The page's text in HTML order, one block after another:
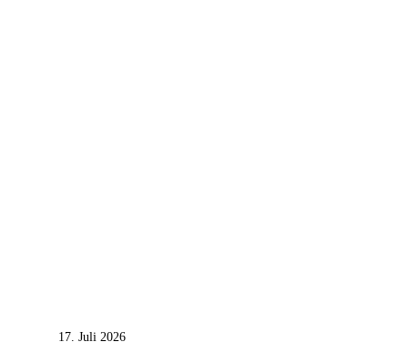
17. Juli 2026